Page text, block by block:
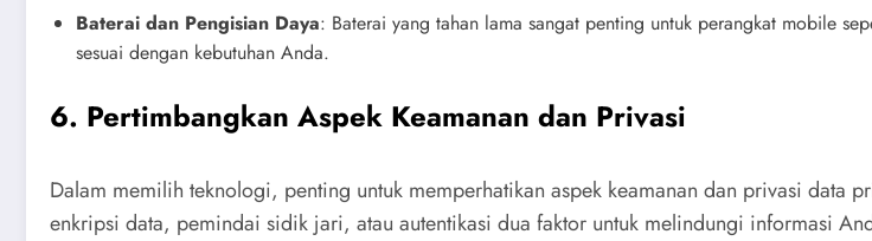
Baterai dan Pengisian Daya: Baterai yang tahan lama sangat penting untuk perangkat mobile
sesuai dengan kebutuhan Anda.
6. Pertimbangkan Aspek Keamanan dan Privasi
Dalam memilih teknologi, penting untuk memperhatikan aspek keamanan dan privasi data
enkripsi data, pemindai sidik jari, atau autentikasi dua faktor untuk melindungi informasi